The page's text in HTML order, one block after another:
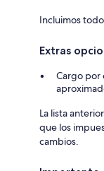
Incluimos
Extras
Cargo por
La lista
que los
cambios.